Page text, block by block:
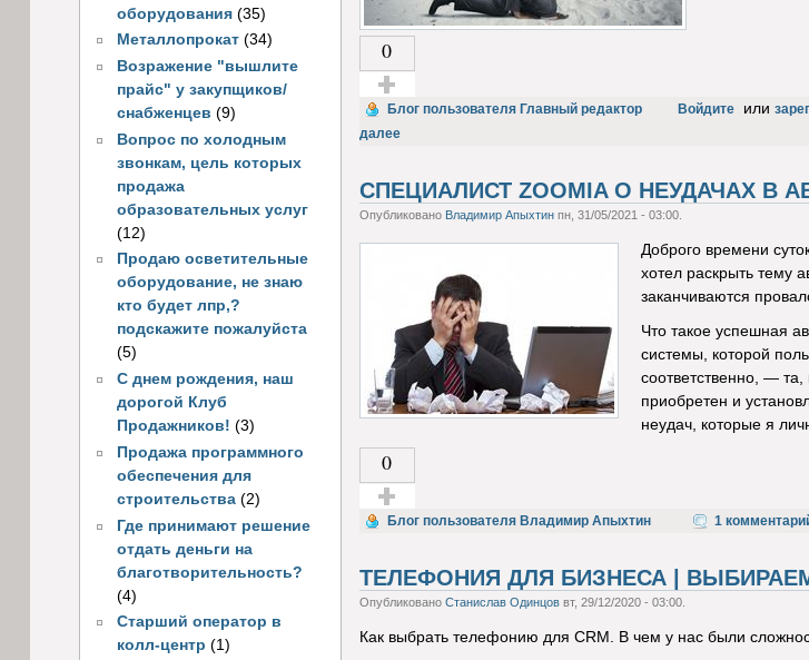
оборудования (35)
Металлопрокат (34)
Возражение "вышлите
прайс" у закупщиков/
снабженцев (9)
Вопрос по холодным
звонкам, цель которых
продажа
образовательных услуг
(12)
Продаю осветительные
оборудование, не знаю
кто будет лпр,?
подскажите пожалуйста
(5)
С днем рождения, наш
дорогой Клуб
Продажников! (3)
Продажа программного
обеспечения для
строительства (2)
Где принимают решение
отдать деньги на
благотворительность?
(4)
Старший оператор в
колл-центр (1)
0
Голос за!
Блог пользователя Главный редактор Войдите или
далее
СПЕЦИАЛИСТ ZOOMIA О НЕУДАЧАХ В
Опубликовано Владимир Апыхтинпн, 31/05/2021 - 03:00.
Доброго времени
хотел раскрыть тему
заканчиваются
Что такое успешная
системы, которой
соответственно, — та,
приобретен и
неудач, которые я
0
Голос за!
Блог пользователя Владимир Апыхтин 1
ТЕЛЕФОНИЯ ДЛЯ БИЗНЕСА |
Опубликовано Станислав Одинцоввт, 29/12/2020 - 03:00.
Как выбрать телефонию для CRM. В чем у нас были